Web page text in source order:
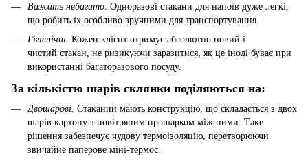
Важать небагато . Одноразові стакани для напоїв дуже легкі,
що робить їх особливо зручними для транспортування.
Гігієнічні. Кожен клієнт отримує абсолютно новий і
чистий стакан, не ризикуючи заразитися, як це іноді буває при
використанні багаторазового посуду.
За кількістю шарів склянки поділяються на:
Двошарові. Стакании мають конструкцію, що складається з двох
шарів картону з повітряним прошарком між ними. Таке
рішення забезпечує чудову термоізоляцію, перетворюючи
звичайне паперове міні-термос.